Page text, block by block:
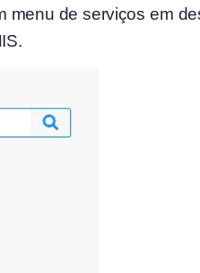
de serviços em